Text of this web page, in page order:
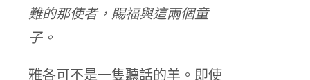
難的那使者，賜福與這兩個童
子。
雅各可不是一隻聽話的羊。即使